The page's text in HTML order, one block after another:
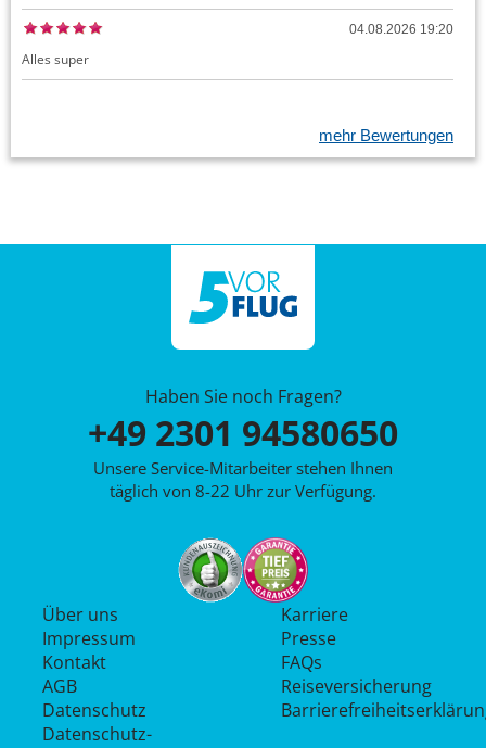
04.08.2026 19:20
Alles super
mehr Bewertungen
Haben Sie noch Fragen?
+49 2301 94580650
Unsere Service-Mitarbeiter stehen Ihnen
täglich von 8-22 Uhr zur Verfügung.
Über uns
Impressum
Kontakt
AGB
Datenschutz
Datenschutz­
Karriere
Presse
FAQs
Reiseversicherung